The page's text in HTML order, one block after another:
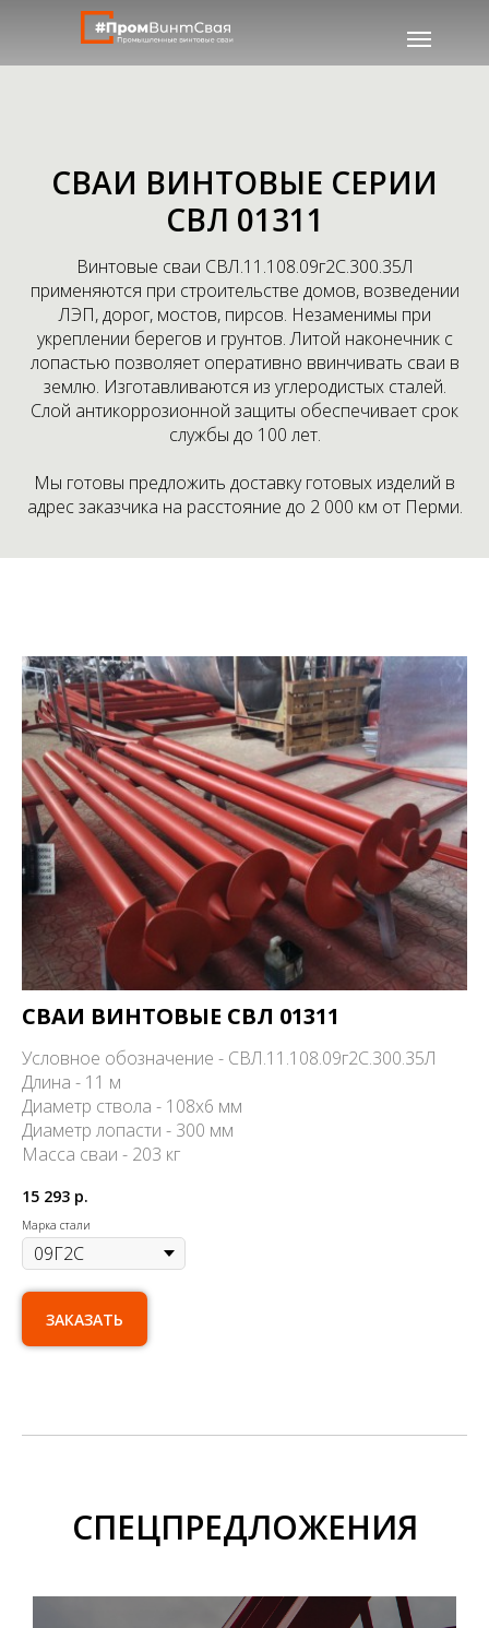
СВАИ ВИНТОВЫЕ СЕРИИ
СВЛ 01311
Винтовые сваи СВЛ.11.108.09г2С.300.35Л
применяются при строительстве домов, возведении
ЛЭП, дорог, мостов, пирсов. Незаменимы при
укреплении берегов и грунтов. Литой наконечник с
лопастью позволяет оперативно ввинчивать сваи в
землю. Изготавливаются из углеродистых сталей.
Слой антикоррозионной защиты обеспечивает срок
службы до 100 лет.
Мы готовы предложить доставку готовых изделий в
адрес заказчика на расстояние до 2 000 км от Перми.
СВАИ ВИНТОВЫЕ СВЛ 01311
Условное обозначение - СВЛ.11.108.09г2С.300.35Л
Длина - 11 м
Диаметр ствола - 108х6 мм
Диаметр лопасти - 300 мм
Масса сваи - 203 кг
15 293 р.
Марка стали
ЗАКАЗАТЬ
СПЕЦПРЕДЛОЖЕНИЯ